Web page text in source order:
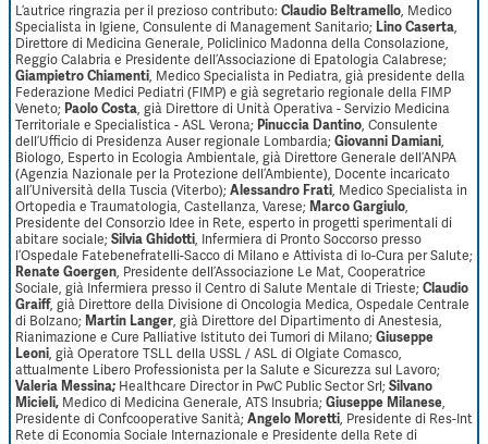
L’autrice ringrazia per il prezioso contributo: Claudio Beltramello, Medico
Specialista in Igiene, Consulente di Management Sanitario; Lino Caserta,
Direttore di Medicina Generale, Policlinico Madonna della Consolazione,
Reggio Calabria e Presidente dell’Associazione di Epatologia Calabrese;
Giampietro Chiamenti, Medico Specialista in Pediatra, già presidente della
Federazione Medici Pediatri (FIMP) e già segretario regionale della FIMP
Veneto; Paolo Costa, già Direttore di Unità Operativa - Servizio Medicina
Territoriale e Specialistica - ASL Verona; Pinuccia Dantino, Consulente
dell’Ufficio di Presidenza Auser regionale Lombardia; Giovanni Damiani,
Biologo, Esperto in Ecologia Ambientale, già Direttore Generale dell’ANPA
(Agenzia Nazionale per la Protezione dell’Ambiente), Docente incaricato
all’Università della Tuscia (Viterbo); Alessandro Frati, Medico Specialista in
Ortopedia e Traumatologia, Castellanza, Varese; Marco Gargiulo,
Presidente del Consorzio Idee in Rete, esperto in progetti sperimentali di
abitare sociale; Silvia Ghidotti, Infermiera di Pronto Soccorso presso
l’Ospedale Fatebenefratelli-Sacco di Milano e Attivista di Io-Cura per Salute;
Renate Goergen, Presidente dell’Associazione Le Mat, Cooperatrice
Sociale, già Infermiera presso il Centro di Salute Mentale di Trieste; Claudio
Graiff, già Direttore della Divisione di Oncologia Medica, Ospedale Centrale
di Bolzano; Martin Langer, già Direttore del Dipartimento di Anestesia,
Rianimazione e Cure Palliative Istituto dei Tumori di Milano; Giuseppe
Leoni, già Operatore TSLL della USSL / ASL di Olgiate Comasco,
attualmente Libero Professionista per la Salute e Sicurezza sul Lavoro;
Valeria Messina; Healthcare Director in PwC Public Sector Srl; Silvano
Micieli, Medico di Medicina Generale, ATS Insubria; Giuseppe Milanese,
Presidente di Confcooperative Sanità; Angelo Moretti, Presidente di Res-Int
Rete di Economia Sociale Internazionale e Presidente della Rete di